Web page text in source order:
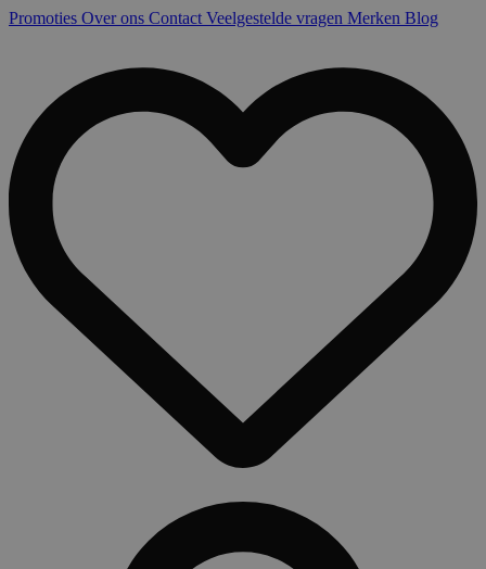
Promoties Over ons Contact Veelgestelde vragen Merken Blog